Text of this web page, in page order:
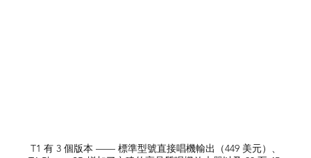
T1 有 3 個版本 —— 標準型號直接唱機輸出（449 美元）、